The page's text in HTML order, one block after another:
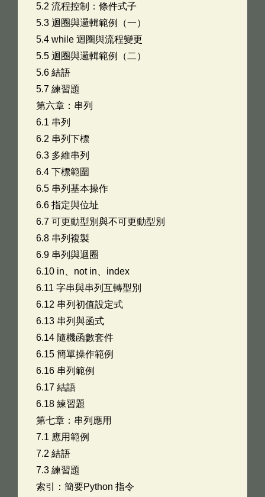
5.2 流程控制：條件式子
5.3 迴圈與邏輯範例（一）
5.4 while 迴圈與流程變更
5.5 迴圈與邏輯範例（二）
5.6 結語
5.7 練習題 ­
第六章：串列
6.1 串列
6.2 串列下標
6.3 多維串列
6.4 下標範圍
6.5 串列基本操作
6.6 指定與位址
6.7 可更動型別與不可更動型別
6.8 串列複製
6.9 串列與迴圈
6.10 in、not in、index
6.11 字串與串列互轉型別
6.12 串列初值設定式
6.13 串列與函式
6.14 隨機函數套件
6.15 簡單操作範例
6.16 串列範例
6.17 結語
6.18 練習題 ­
第七章：串列應用
7.1 應用範例
7.2 結語
7.3 練習題
­索引：簡要Python 指令